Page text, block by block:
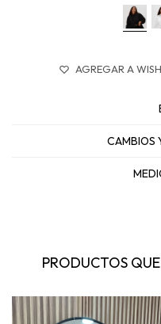
CAMBIOS
PRODUCTOS